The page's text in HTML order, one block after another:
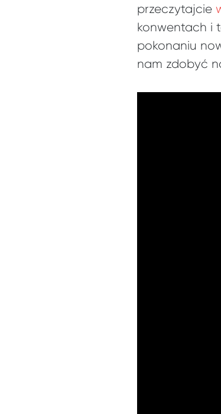
przeczytajcie
konwentach i
pokonaniu
nam zdobyć